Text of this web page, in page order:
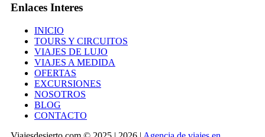
Enlaces Interes
INICIO
TOURS Y CIRCUITOS
VIAJES DE LUJO
VIAJES A MEDIDA
OFERTAS
EXCURSIONES
NOSOTROS
BLOG
CONTACTO